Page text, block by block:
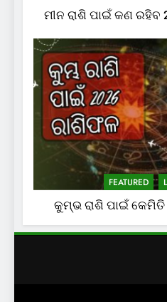
ମୀନ ରାଶି ପାଇଁ କଣ ରହିବ
FEATURED
କୁମ୍ଭ ରାଶି ପାଇଁ କେମିତି